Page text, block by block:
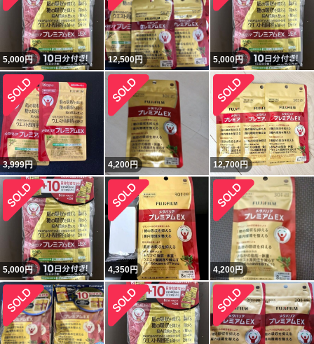
5,000円 12,500円 5,000円
3,999円 4,200円 12,700円
5,000円 4,350円 4,200円